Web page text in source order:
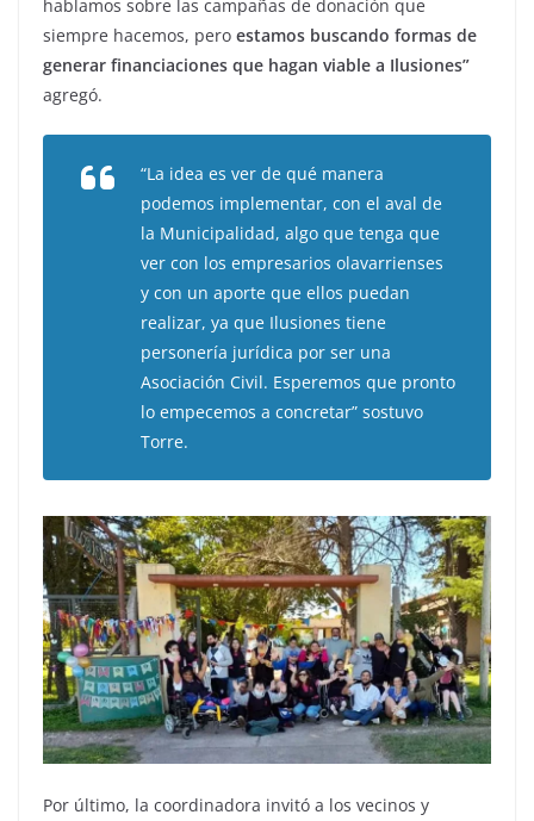
hablamos sobre las campañas de donación que
siempre hacemos, pero estamos buscando formas de
generar financiaciones que hagan viable a Ilusiones”
agregó.
“La idea es ver de qué manera
podemos implementar, con el aval de
la Municipalidad, algo que tenga que
ver con los empresarios olavarrienses
y con un aporte que ellos puedan
realizar, ya que Ilusiones tiene
personería jurídica por ser una
Asociación Civil. Esperemos que pronto
lo empecemos a concretar” sostuvo
Torre.
Por último, la coordinadora invitó a los vecinos y